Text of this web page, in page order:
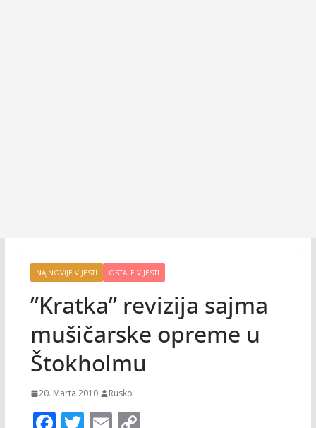
NAJNOVIJE VIJESTI OSTALE VIJESTI
”Kratka” revizija sajma
mušičarske opreme u
Štokholmu
20. Marta 2010. Rusko